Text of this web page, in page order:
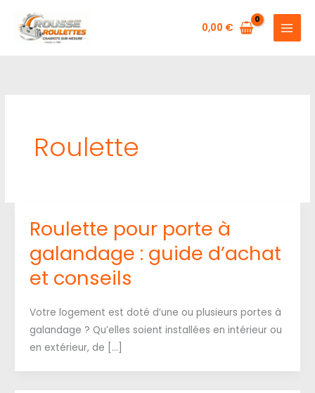
contenu
0,00 €
Roulette
Roulette pour porte à
galandage : guide d’achat
et conseils
Votre logement est doté d’une ou plusieurs portes à
galandage ? Qu’elles soient installées en intérieur ou
en extérieur, de […]